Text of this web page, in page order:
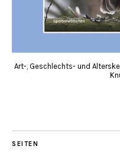
Art-, Geschlechts- und
SEITEN